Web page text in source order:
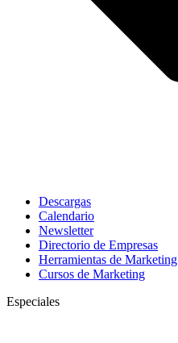
Descargas
Calendario
Newsletter
Directorio de Empresas
Herramientas de Marketing
Cursos de Marketing
Especiales